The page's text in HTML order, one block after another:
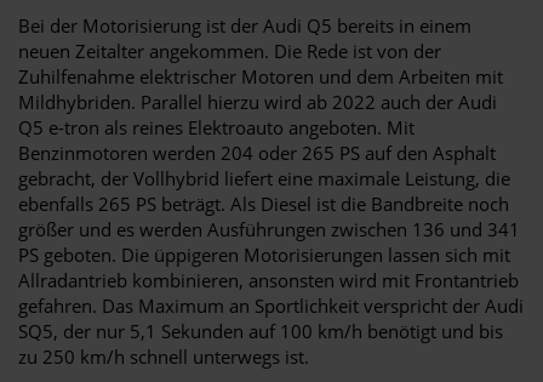
Bei der Motorisierung ist der Audi Q5 bereits in einem
neuen Zeitalter angekommen. Die Rede ist von der
Zuhilfenahme elektrischer Motoren und dem Arbeiten mit
Mildhybriden. Parallel hierzu wird ab 2022 auch der Audi
Q5 e-tron als reines Elektroauto angeboten. Mit
Benzinmotoren werden 204 oder 265 PS auf den Asphalt
gebracht, der Vollhybrid liefert eine maximale Leistung, die
ebenfalls 265 PS beträgt. Als Diesel ist die Bandbreite noch
größer und es werden Ausführungen zwischen 136 und 341
PS geboten. Die üppigeren Motorisierungen lassen sich mit
Allradantrieb kombinieren, ansonsten wird mit Frontantrieb
gefahren. Das Maximum an Sportlichkeit verspricht der Audi
SQ5, der nur 5,1 Sekunden auf 100 km/h benötigt und bis
zu 250 km/h schnell unterwegs ist.